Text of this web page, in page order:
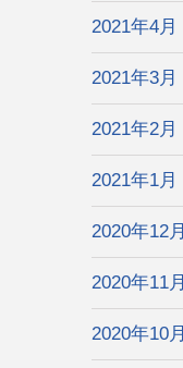
2021年4月
2021年3月
2021年2月
2021年1月
2020年12月
2020年11月
2020年10月